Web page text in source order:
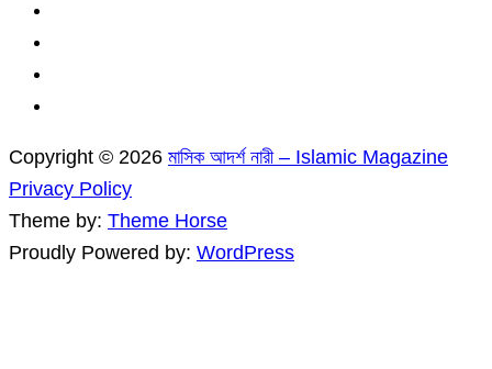
Copyright © 2026 মাসিক আদর্শ নারী – Islamic Magazine
Privacy Policy
Theme by: Theme Horse
Proudly Powered by: WordPress